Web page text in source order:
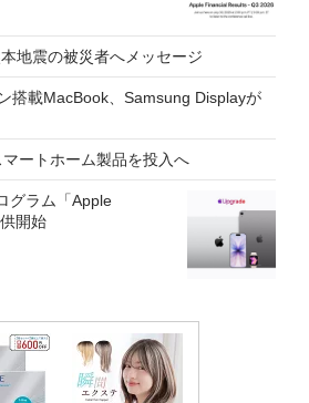
地震の被災者へメッセージ
搭載MacBook、Samsung Displayが
ートホーム製品を投入へ
グラム「Apple
開始